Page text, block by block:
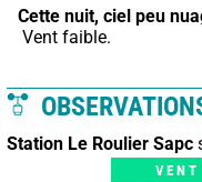
Cette nuit, ciel peu
Vent faible.
Station Le Roulier Sapc
VENT